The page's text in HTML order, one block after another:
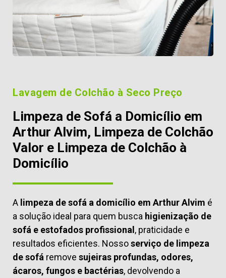
Lavagem de Colchão à Seco Preço
Limpeza de Sofá a Domicílio em
Arthur Alvim, Limpeza de Colchão
Valor e Limpeza de Colchão à
Domicílio
A limpeza de sofá a domicílio em Arthur Alvim é
a solução ideal para quem busca higienização de
sofá e estofados profissional, praticidade e
resultados eficientes. Nossoserviço de limpeza
de sofá remove sujeiras profundas, odores,
ácaros, fungos e bactérias, devolvendo a